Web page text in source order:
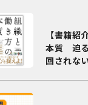
【書籍紹
本質 迫る
回されな